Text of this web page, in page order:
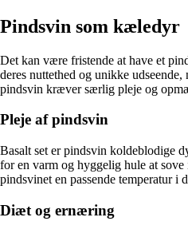
Pindsvin som kæledyr
Det kan være fristende at have et
deres nuttethed og unikke
pindsvin kræver særlig pleje og
Pleje af pindsvin
Basalt set er pindsvin koldeblodige
for en varm og hyggelig hule at
pindsvinet en passende temperatur i
Diæt og ernæring